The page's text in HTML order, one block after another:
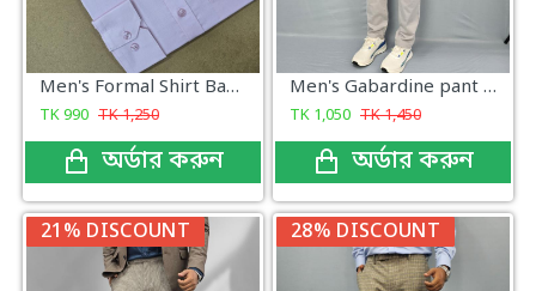
Men's Formal Shirt Baby Pink
TK990 TK1,250
অর্ডার করুন
Men's Gabardine pant Light Ash New
TK 1,050 TK1,450
অর্ডার করুন
21% DISCOUNT 28% DISCOUNT